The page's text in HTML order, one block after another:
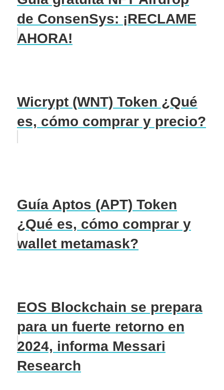
de ConsenSys: ¡RECLAME
AHORA!
Wicrypt (WNT) Token ¿Qué
es, cómo comprar y precio?
Guía Aptos (APT) Token
¿Qué es, cómo comprar y
wallet metamask?
EOS Blockchain se prepara
para un fuerte retorno en
2024, informa Messari
Research